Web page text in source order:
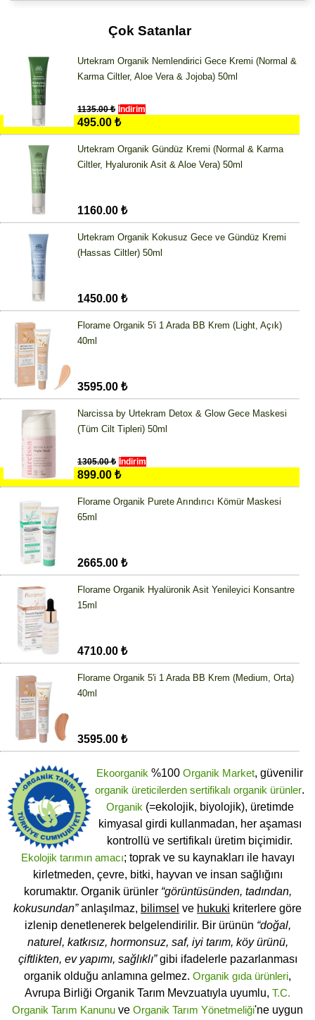
Çok Satanlar
Urtekram Organik Nemlendirici Gece Kremi (Normal &
Karma Ciltler, Aloe Vera & Jojoba) 50ml
1135.00 ₺ İndirim
495.00 ₺
Urtekram Organik Gündüz Kremi (Normal & Karma
Ciltler, Hyaluronik Asit & Aloe Vera) 50ml
1160.00 ₺
Urtekram Organik Kokusuz Gece ve Gündüz Kremi
(Hassas Ciltler) 50ml
1450.00 ₺
Florame Organik 5'i 1 Arada BB Krem (Light, Açık)
40ml
3595.00 ₺
Narcissa by Urtekram Detox & Glow Gece Maskesi
(Tüm Cilt Tipleri) 50ml
1305.00 ₺ İndirim
899.00 ₺
Florame Organik Purete Arındırıcı Kömür Maskesi
65ml
2665.00 ₺
Florame Organik Hyalüronik Asit Yenileyici Konsantre
15ml
4710.00 ₺
Florame Organik 5'i 1 Arada BB Krem (Medium, Orta)
40ml
3595.00 ₺
Ekoorganik %100 Organik Market, güvenilir
organik üreticilerden sertifikalı organik ürünler.
Organik (=ekolojik, biyolojik), üretimde
kimyasal girdi kullanmadan, her aşaması
kontrollü ve sertifikalı üretim biçimidir.
Ekolojik tarımın amacı; toprak ve su kaynakları ile havayı
kirletmeden, çevre, bitki, hayvan ve insan sağlığını
korumaktır. Organik ürünler “görüntüsünden, tadından,
kokusundan”anlaşılmaz, bilimsel ve hukuki kriterlere göre
izlenip denetlenerek belgelendirilir. Bir ürünün “doğal,
naturel, katkısız, hormonsuz, saf, iyi tarım, köy ürünü,
çiftlikten, ev yapımı, sağlıklı”gibi ifadelerle pazarlanması
organik olduğu anlamına gelmez. Organik gıda ürünleri,
Avrupa Birliği Organik Tarım Mevzuatıyla uyumlu, T.C.
Organik Tarım Kanunu ve Organik Tarım Yönetmeliği'ne uygun